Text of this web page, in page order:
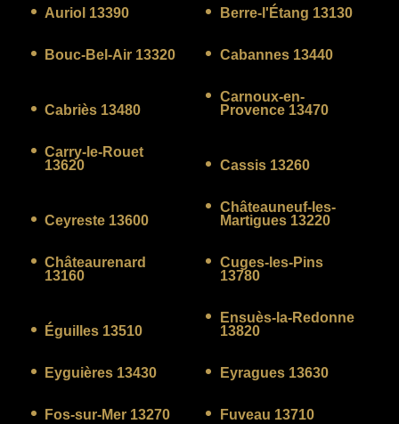
Auriol 13390 Berre-l'Étang 13130
Bouc-Bel-Air 13320 Cabannes 13440
Cabriès 13480
Carnoux-en-
Provence 13470
Carry-le-Rouet
13620
Cassis 13260
Ceyreste 13600
Châteauneuf-les-
Martigues 13220
Châteaurenard
13160
Cuges-les-Pins
13780
Éguilles 13510
Ensuès-la-Redonne
13820
Eyguières 13430 Eyragues 13630
Fos-sur-Mer 13270 Fuveau 13710